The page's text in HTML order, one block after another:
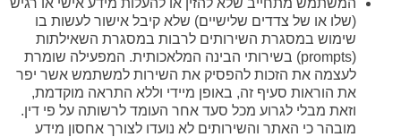
(שלו או של צדדים שלישיים) שלא קיבל אישור לעשות בו
שימוש במסגרת השירותים לרבות במסגרת השאילתות
(prompts) בשירותי הבינה המלאכותית. המפעילה שומרת
לעצמה את הזכות להפסיק את השירות למשתמש אשר יפר
את הוראות סעיף זה, באופן מיידי וללא התראה מוקדמת,
וזאת מבלי לגרוע מכל סעד אחר העומד לרשותה על פי דין.
מובהר כי האתר והשירותים לא נועדו לצורך אחסון מידע